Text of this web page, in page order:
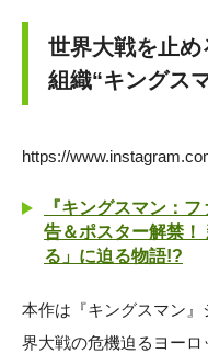
世界大戦を止
組織“キングス
https://
『キングスマン：
告＆ポスター解禁！
る」に迫る物語!?
本作は『キングスマン
界大戦の危機迫るヨー